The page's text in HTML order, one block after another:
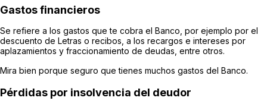
Gastos financieros
Se refiere a los gastos que te cobra el Banco, por ejemplo por el
descuento de Letras o recibos, a los recargos e intereses por
aplazamientos y fraccionamiento de deudas, entre otros.
Mira bien porque seguro que tienes muchos gastos del Banco.
Pérdidas por insolvencia del deudor